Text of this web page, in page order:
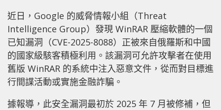
近日，Google 的威脅情報小組（Threat
Intelligence Group）發現 WinRAR 壓縮軟體的一個
已知漏洞（CVE-2025-8088）正被來自俄羅斯和中國
的國家級駭客積極利用。該漏洞可允許攻擊者在使用
舊版 WinRAR 的系統中注入惡意文件，從而對目標進
行間諜活動或實施金融詐騙。
據報導，此安全漏洞最初於 2025 年 7 月被修補，但